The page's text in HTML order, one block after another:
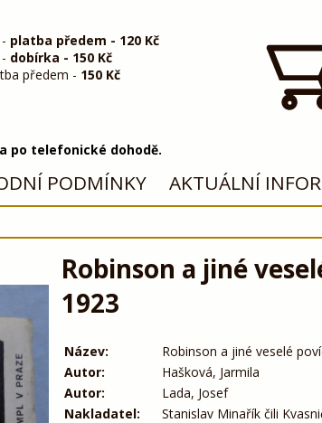
platba předem - 120 Kč
dobírka - 150 Kč
předem - 150 Kč
po telefonické dohodě.
PODMÍNKY AKTUÁLNÍ
Robinson a jiné
1923
Název:
Robinson a jiné veselé
Autor:
Hašková, Jarmila
Autor:
Lada, Josef
Nakladatel:
Stanislav Minařík čili